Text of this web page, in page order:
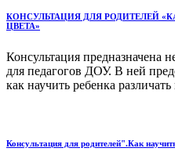
КОНСУЛЬТАЦИЯ ДЛЯ РОДИТЕЛЕЙ
ЦВЕТА»
Консультация предназначена
для педагогов ДОУ. В ней
как научить ребенка различать
Консультация для родителей".Как